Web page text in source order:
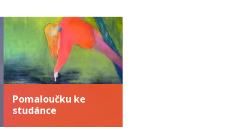
Pomaloučku ke
studánce